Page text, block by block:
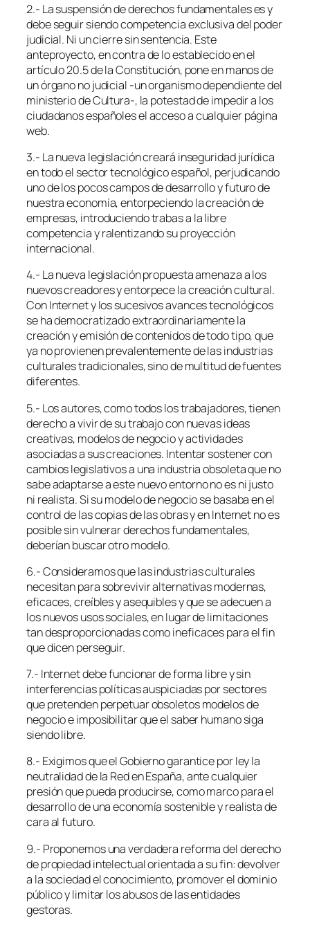
2.- La suspensión de derechos fundamentales es y
debe seguir siendo competencia exclusiva del poder
judicial. Ni un cierre sin sentencia. Este
anteproyecto, en contra de lo establecido en el
artículo 20.5 de la Constitución, pone en manos de
un órgano no judicial -un organismo dependiente del
ministerio de Cultura-, la potestad de impedir a los
ciudadanos españoles el acceso a cualquier página
web.
3.- La nueva legislación creará inseguridad jurídica
en todo el sector tecnológico español, perjudicando
uno de los pocos campos de desarrollo y futuro de
nuestra economía, entorpeciendo la creación de
empresas, introduciendo trabas a la libre
competencia y ralentizando su proyección
internacional.
4.- La nueva legislación propuesta amenaza a los
nuevos creadores y entorpece la creación cultural.
Con Internet y los sucesivos avances tecnológicos
se ha democratizado extraordinariamente la
creación y emisión de contenidos de todo tipo, que
ya no provienen prevalentemente de las industrias
culturales tradicionales, sino de multitud de fuentes
diferentes.
5.- Los autores, como todos los trabajadores, tienen
derecho a vivir de su trabajo con nuevas ideas
creativas, modelos de negocio y actividades
asociadas a sus creaciones. Intentar sostener con
cambios legislativos a una industria obsoleta que no
sabe adaptarse a este nuevo entorno no es ni justo
ni realista. Si su modelo de negocio se basaba en el
control de las copias de las obras y en Internet no es
posible sin vulnerar derechos fundamentales,
deberían buscar otro modelo.
6.- Consideramos que las industrias culturales
necesitan para sobrevivir alternativas modernas,
eficaces, creíbles y asequibles y que se adecuen a
los nuevos usos sociales, en lugar de limitaciones
tan desproporcionadas como ineficaces para el fin
que dicen perseguir.
7.- Internet debe funcionar de forma libre y sin
interferencias políticas auspiciadas por sectores
que pretenden perpetuar obsoletos modelos de
negocio e imposibilitar que el saber humano siga
siendo libre.
8.- Exigimos que el Gobierno garantice por ley la
neutralidad de la Red en España, ante cualquier
presión que pueda producirse, como marco para el
desarrollo de una economía sostenible y realista de
cara al futuro.
9.- Proponemos una verdadera reforma del derecho
de propiedad intelectual orientada a su fin: devolver
a la sociedad el conocimiento, promover el dominio
público y limitar los abusos de las entidades
gestoras.